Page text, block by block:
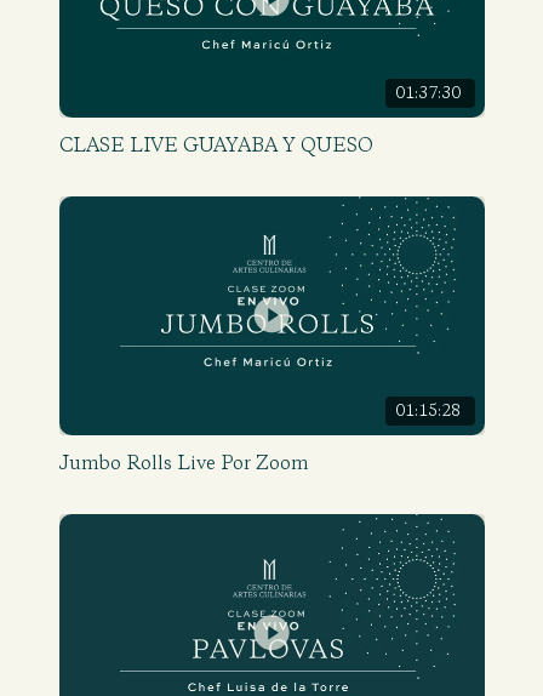
01:37:30
CLASE LIVE GUAYABA Y QUESO
01:15:28
Jumbo Rolls Live Por Zoom